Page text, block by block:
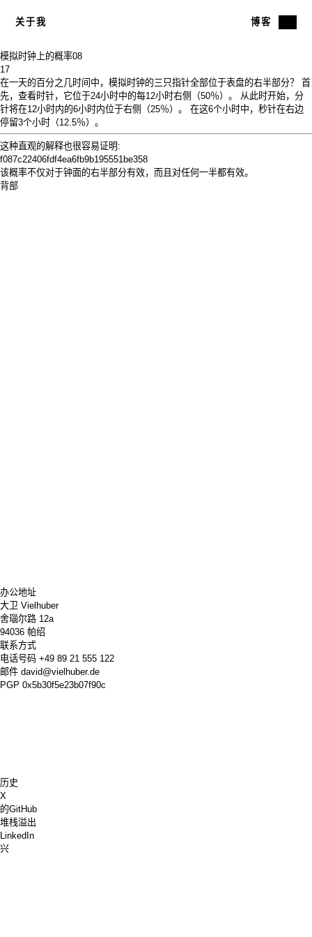
关于我 博客
模拟时钟上的概率08
17
在一天的百分之几时间中，模拟时钟的三只指针全部位于表盘的右半部分？ 首
先，查看时针，它位于24小时中的每12小时右侧（50％）。 从此时开始，分
针将在12小时内的6小时内位于右侧（25％）。 在这6个小时中，秒针在右边
停留3个小时（12.5％）。
这种直观的解释也很容易证明:
f087c22406fdf4ea6fb9b195551be358
该概率不仅对于钟面的右半部分有效，而且对任何一半都有效。
背部
办公地址
大卫 Vielhuber
舍瑙尔路 12a
94036 帕绍
联系方式
电话号码 +49 89 21 555 122
邮件 david@vielhuber.de
PGP 0x5b30f5e23b07f90c
历史
X
的GitHub
堆栈溢出
LinkedIn
兴